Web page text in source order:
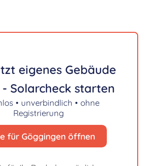
eigenes Gebäude
Solarcheck starten
• unverbindlich • ohne
Registrierung
für Göggingen öffnen